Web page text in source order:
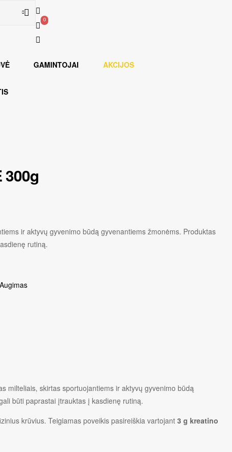
0
0
GAMINTOJAI AKCIJOS
300g
ir aktyvų gyvenimo būdą gyvenantiems žmonėms. Produktas
rutiną.
milteliais, skirtas sportuojantiems ir aktyvų gyvenimo būdą
būti paprastai įtrauktas į kasdienę rutiną.
krūvius. Teigiamas poveikis pasireiškia vartojant 3 g kreatino